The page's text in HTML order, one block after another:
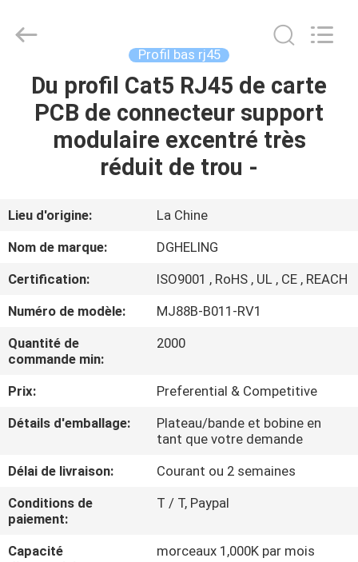
MAISON
PRODUITS
SUJET
DE
NOUS
VISITE
D'USINE
CONTRÔLE
DE
CONTACTEZ-
NOUS
Ltd..
Developed
Profil bas rj45
Du profil Cat5 RJ45 de carte
PCB de connecteur support
modulaire excentré très
réduit de trou -
Lieu d'origine:
La Chine
Nom de marque:
DGHELING
Certification:
ISO9001 , RoHS , UL , CE , REACH
Numéro de modèle:
MJ88B-B011-RV1
Quantité de
commande min:
2000
Prix:
Preferential & Competitive
Détails d'emballage:
Plateau/bande et bobine en
tant que votre demande
Délai de livraison:
Courant ou 2 semaines
Conditions de
paiement:
T / T, Paypal
Capacité
morceaux 1,000K par mois